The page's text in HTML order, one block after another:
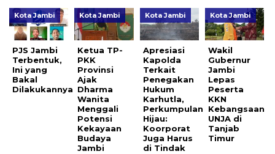
Kota Jambi
PJS Jambi
Terbentuk,
Ini yang
Bakal
Dilakukannya
Kota Jambi
Ketua TP-
PKK
Provinsi
Ajak
Dharma
Wanita
Menggali
Potensi
Kekayaan
Budaya
Jambi
Kota Jambi
Apresiasi
Kapolda
Terkait
Penegakan
Hukum
Karhutla,
Perkumpulan
Hijau:
Koorporat
Juga Harus
di Tindak
Kota Jambi
Wakil
Gubernur
Jambi
Lepas
Peserta
KKN
Kebangsaan
UNJA di
Tanjab
Timur